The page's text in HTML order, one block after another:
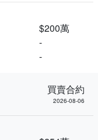
$200萬
-
-
買賣合約
2026-08-06